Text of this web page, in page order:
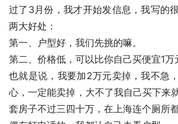
过了3月份，我才开始发信息，我写的
两大好处：
第一、户型好，我们先挑的嘛。
第二、价格低，可以比你自己买便宜1万
也就是说，我要加2万元卖掉，我不急
心，一定能卖掉，大不了我自己买下来
套房子不过三四十万，在上海连个厕所